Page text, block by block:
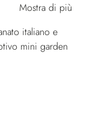
Mostra di più
italiano e
mini garden